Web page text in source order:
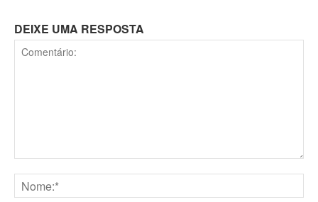
DEIXE UMA RESPOSTA